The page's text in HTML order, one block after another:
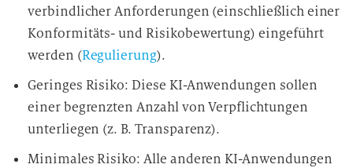
verbindlicher Anforderungen (einschließlich einer
Konformitäts- und Risikobewertung) eingeführt
werden (Regulierung).
Geringes Risiko: Diese KI-Anwendungen sollen
einer begrenzten Anzahl von Verpflichtungen
unterliegen (z. B. Transparenz).
Minimales Risiko: Alle anderen KI-Anwendungen